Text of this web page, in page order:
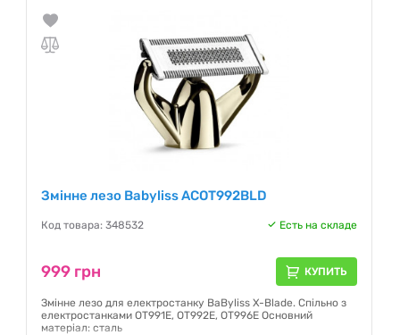
Змінне лезо Babyliss ACOT992BLD
Код товара: 348532 Есть на складе
999 грн КУПИТЬ
Змінне лезо для електростанку BaByliss X-Blade. Спільно з
електростанками OT991E, OT992E, OT996E Основний
матеріал: сталь